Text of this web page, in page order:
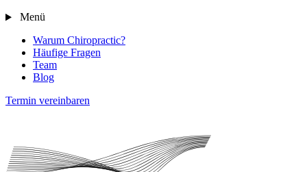
Menü
Warum Chiropractic?
Häufige Fragen
Team
Blog
Termin vereinbaren